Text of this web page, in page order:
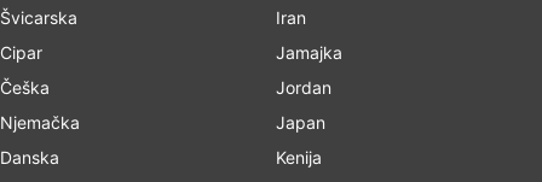
Švicarska
Cipar
Češka
Njemačka
Danska
Iran
Jamajka
Jordan
Japan
Kenija